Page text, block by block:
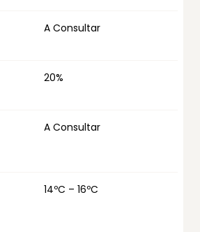
A Consultar
20%
A Consultar
14ºC – 16ºC